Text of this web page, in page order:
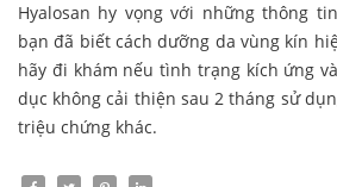
Hyalosan hy vọng với những thông
bạn đã biết cách dưỡng da vùng kín
hãy đi khám nếu tình trạng kích ứng
dục không cải thiện sau 2 tháng sử
triệu chứng khác.